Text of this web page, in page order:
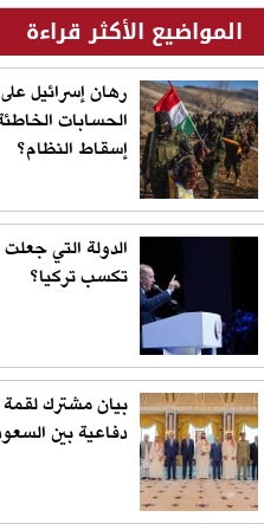
المواضيع الأكثر قراءة
رهان إسرائيل
الحسابات
إسقاط النظام؟
الدولة التي
تكسب تركيا؟
بيان مشترك لقمة
دفاعية بين